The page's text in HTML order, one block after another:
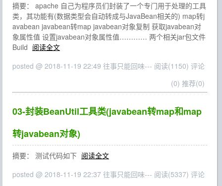
摘要： apache 自己为程序员们封装了一个专门用于处理的工具
类，其功能有(数据类型会自动转成与JavaBean相关的) map转j
avabean javabean转map javabean对象复制 获取javabean对
象属性值 设置javabean对象属性值………… 两个相关jar包文件
Build 阅读全文
posted @ 2018-11-19 22:49 往事只能回味--- 阅读(1150) 评论
(0) 推荐(0)
03-封装BeanUtil工具类(javabean转map和map
转javabean对象)
摘要： 测试代码如下 阅读全文
posted @ 2018-11-19 22:37 往事只能回味--- 阅读(5337) 评论